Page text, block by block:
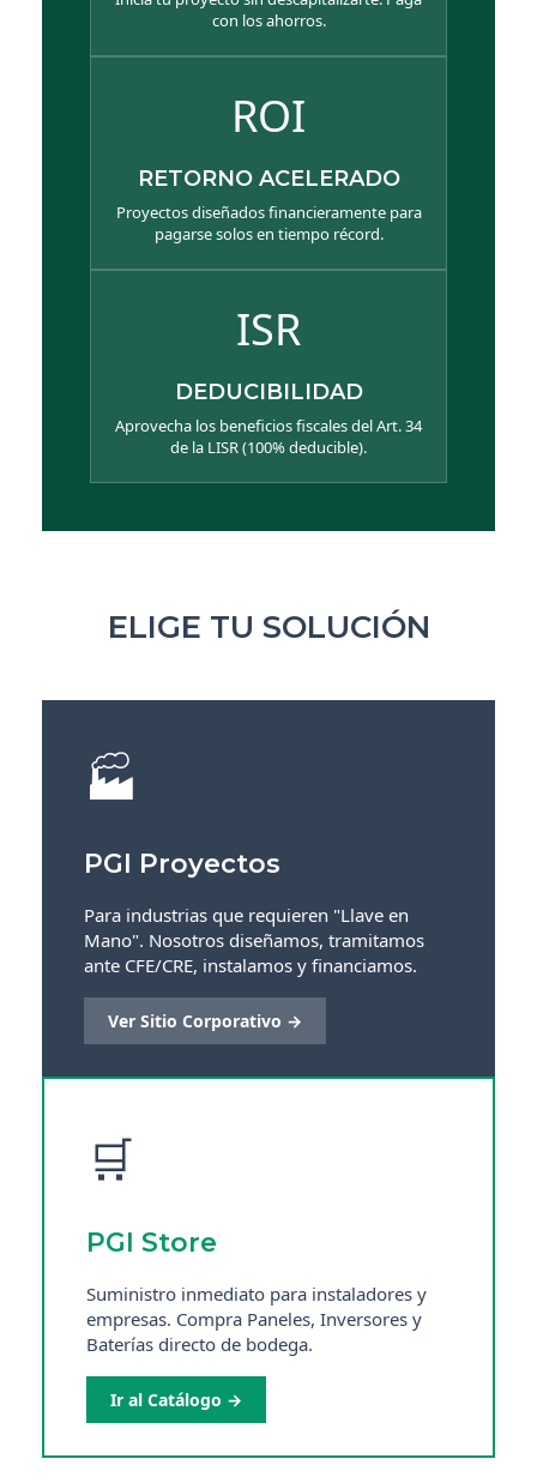
con los ahorros.
ROI
RETORNO ACELERADO
Proyectos diseñados financieramente para
pagarse solos en tiempo récord.
ISR
DEDUCIBILIDAD
Aprovecha los beneficios fiscales del Art. 34
de la LISR (100% deducible).
ELIGE TU SOLUCIÓN
🏭
PGI Proyectos
Para industrias que requieren "Llave en
Mano". Nosotros diseñamos, tramitamos
ante CFE/CRE, instalamos y financiamos.
Ver Sitio Corporativo →
🛒
PGI Store
Suministro inmediato para instaladores y
empresas. Compra Paneles, Inversores y
Baterías directo de bodega.
Ir al Catálogo →